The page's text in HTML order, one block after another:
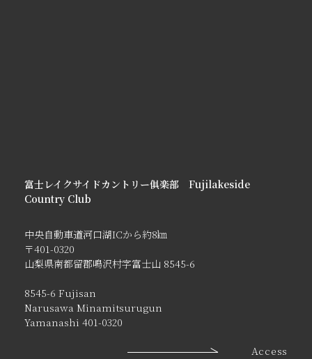
富士レイクサイドカントリー俱楽部 Fujilakeside
Country Club
中央自動車道河口湖ICから約8㎞
〒401-0320
山梨県南都留郡鳴沢村字富士山 8545-6
8545-6 Fujisan
Narusawa Minamitsurugun
Yamanashi 401-0320
Access